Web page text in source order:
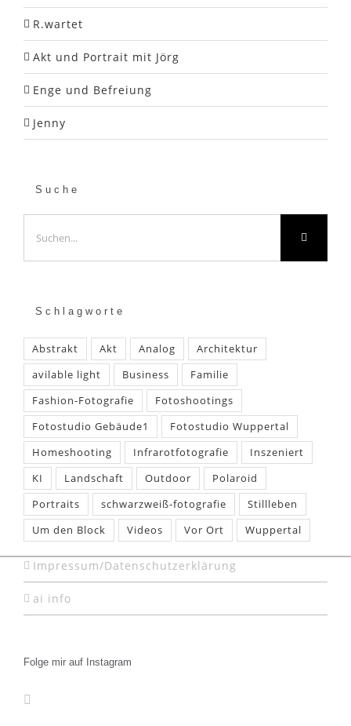
R.wartet
Akt und Portrait mit Jörg
Enge und Befreiung
Jenny
Suche
nach:
Schlagworte
Abstrakt Akt Analog
Architektur
avilable light
Business
Familie
Fashion-Fotografie
Fotoshootings
Fotostudio Gebäude1
Fotostudio Wuppertal
Homeshooting
Infrarotfotografie
Inszeniert
KI
Landschaft Outdoor
Polaroid
Portraits
schwarzweiß-fotografie
Stillleben
Um den Block
Videos Vor Ort Wuppertal
Impressum/Datenschutzerklärung
ai info
Folge mir auf Instagram